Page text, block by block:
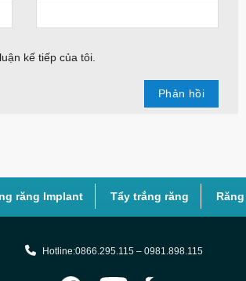
kế tiếp của tôi.
răng Implant Tẩy trắng răng
Hotline:0866.295.115 – 0981.898.115